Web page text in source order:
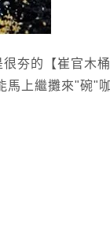
很夯的【崔官木桶
馬上繼攤來"碗"